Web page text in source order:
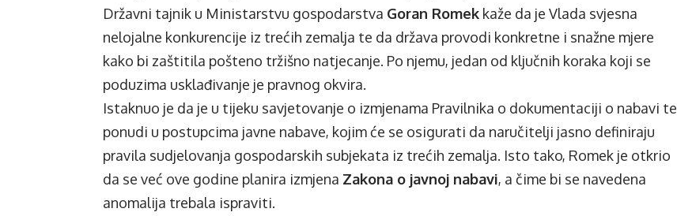
Državni tajnik u Ministarstvu gospodarstva Goran Romek kaže da je Vlada svjesna
nelojalne konkurencije iz trećih zemalja te da država provodi konkretne i snažne mjere
kako bi zaštitila pošteno tržišno natjecanje. Po njemu, jedan od ključnih koraka koji se
poduzima usklađivanje je pravnog okvira.
Istaknuo je da je u tijeku savjetovanje o izmjenama Pravilnika o dokumentaciji o nabavi te
ponudi u postupcima javne nabave, kojim će se osigurati da naručitelji jasno definiraju
pravila sudjelovanja gospodarskih subjekata iz trećih zemalja. Isto tako, Romek je otkrio
da se već ove godine planira izmjena Zakona o javnoj nabavi, a čime bi se navedena
anomalija trebala ispraviti.